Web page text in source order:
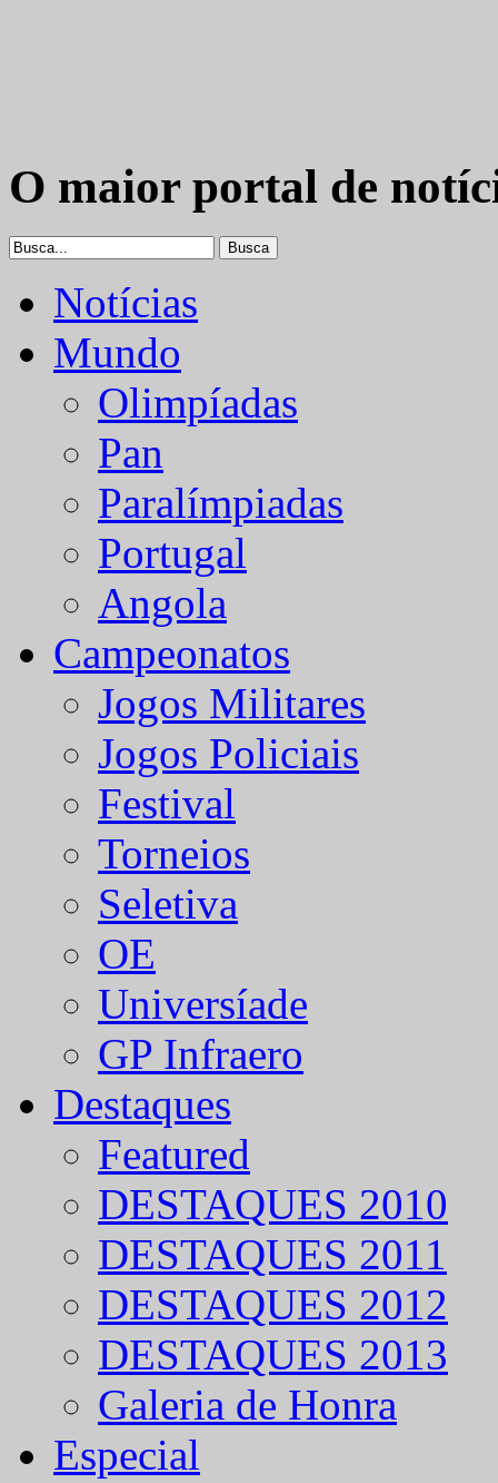
O maior portal de
Notícias
Mundo
Olimpíadas
Pan
Paralímpiadas
Portugal
Angola
Campeonatos
Jogos Militares
Jogos Policiais
Festival
Torneios
Seletiva
OE
Universíade
GP Infraero
Destaques
Featured
DESTAQUES 2010
DESTAQUES 2011
DESTAQUES 2012
DESTAQUES 2013
Galeria de Honra
Especial